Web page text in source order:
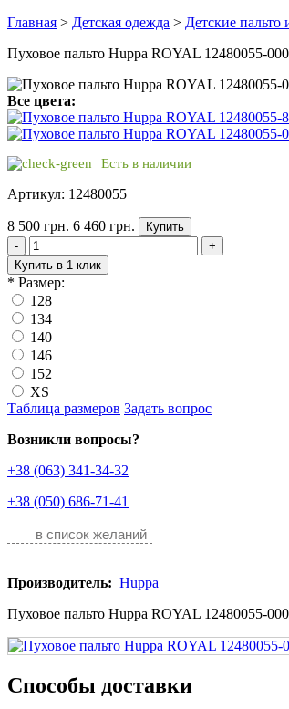
Главная > Детская одежда > Детские пальто
Пуховое пальто Huppa ROYAL 12480055-
Все цвета:
Есть в наличии
Артикул: 12480055
8 500 грн. 6 460 грн.
Купить
-
+
Купить в 1 клик
* Размер:
128
134
140
146
152
XS
Таблица размеров Задать вопрос
Возникли вопросы?
+38 (063) 341-34-32
+38 (050) 686-71-41
в список желаний
Производитель: Huppa
Пуховое пальто Huppa ROYAL 12480055-
Способы доставки